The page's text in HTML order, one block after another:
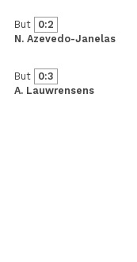
But
0:2
N. Azevedo-Janelas
But
0:3
A. Lauwrensens